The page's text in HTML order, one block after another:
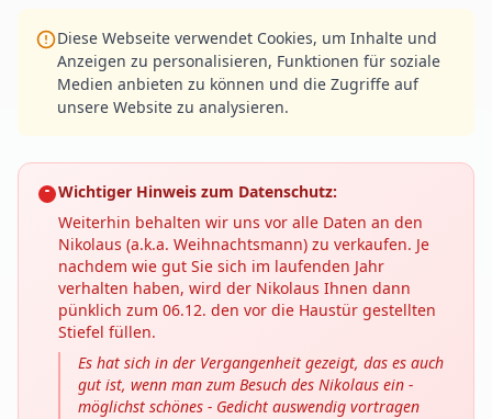
Diese Webseite verwendet Cookies, um Inhalte und
Anzeigen zu personalisieren, Funktionen für soziale
Medien anbieten zu können und die Zugriffe auf
unsere Website zu analysieren.
Wichtiger Hinweis zum Datenschutz:
Weiterhin behalten wir uns vor alle Daten an den
Nikolaus (a.k.a. Weihnachtsmann) zu verkaufen. Je
nachdem wie gut Sie sich im laufenden Jahr
verhalten haben, wird der Nikolaus Ihnen dann
pünklich zum 06.12. den vor die Haustür gestellten
Stiefel füllen.
Es hat sich in der Vergangenheit gezeigt, das es auch
gut ist, wenn man zum Besuch des Nikolaus ein -
möglichst schönes - Gedicht auswendig vortragen